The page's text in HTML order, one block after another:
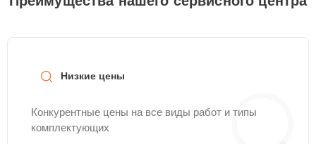
Низкие цены
Конкурентные цены на все виды работ и типы
комплектующих